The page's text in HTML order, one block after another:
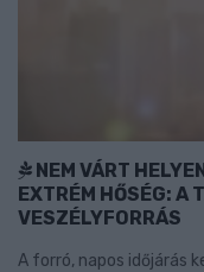
NEM VÁRT
EXTRÉM HŐSÉG: A
VESZÉLYFORRÁS
A forró, napos időjárás